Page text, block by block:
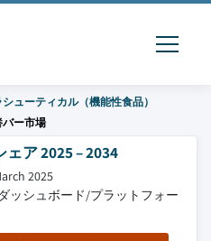
ューティカル（機能性食品）
バー市場
ア 2025 – 2034
2025
ッシュボード/プラットフォー